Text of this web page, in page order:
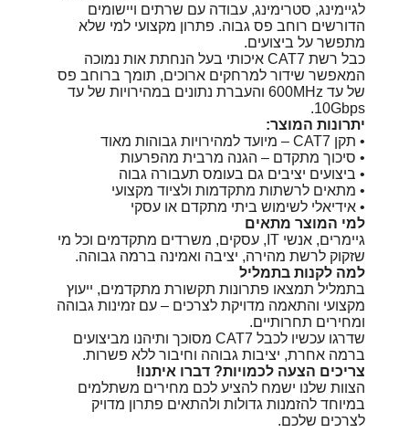
לגיימינג, סטרימינג, עבודה עם שרתים ויישומים
הדורשים רוחב פס גבוה. פתרון מקצועי למי שלא
מתפשר על ביצועים.
כבל רשת CAT7 איכותי בעל הנחתת אות נמוכה
המאפשר שידור למרחקים ארוכים, תומך ברוחב פס
של עד 600MHz והעברת נתונים במהירויות של עד
10Gbps.
יתרונות המוצר:
• תקן CAT7 – מיועד למהירויות גבוהות מאוד
• סיכוך מתקדם – הגנה מרבית מהפרעות
• ביצועים יציבים גם בעומס תעבורה גבוה
• מתאים לרשתות מתקדמות ולציוד מקצועי
• אידיאלי לשימוש ביתי מתקדם או עסקי
למי המוצר מתאים
גיימרים, אנשי IT, עסקים, משרדים מתקדמים וכל מי
שזקוק לרשת מהירה, יציבה ואמינה ברמה גבוהה.
למה לקנות בתמליל
בתמליל תמצאו פתרונות תקשורת מתקדמים, ייעוץ
מקצועי והתאמה מדויקת לצרכים – עם זמינות גבוהה
ומחירים תחרותיים.
שדרגו עכשיו לכבל CAT7 מסוכך ותיהנו מביצועים
ברמה אחרת, יציבות גבוהה וחיבור ללא פשרות.
צריכים הצעה לכמויות? דברו איתנו!
הצוות שלנו ישמח להציע לכם מחירים משתלמים
במיוחד להזמנות גדולות ולהתאים פתרון מדויק
לצרכים שלכם.